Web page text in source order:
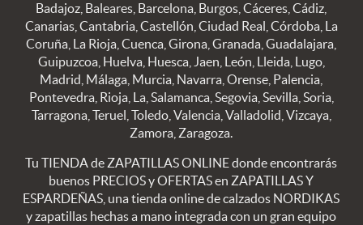
Badajoz, Baleares, Barcelona, Burgos, Cáceres, Cádiz,
Canarias, Cantabria, Castellón, Ciudad Real, Córdoba, La
Coruña, La Rioja, Cuenca, Girona, Granada, Guadalajara,
Guipuzcoa, Huelva, Huesca, Jaen, León, Lleida, Lugo,
Madrid, Málaga, Murcia, Navarra, Orense, Palencia,
Pontevedra, Rioja, La, Salamanca, Segovia, Sevilla, Soria,
Tarragona, Teruel, Toledo, Valencia, Valladolid, Vizcaya,
Zamora, Zaragoza.
Tu TIENDA de ZAPATILLAS ONLINE donde encontrarás
buenos PRECIOS y OFERTAS en ZAPATILLAS Y
ESPARDEÑAS, una tienda online de calzados NORDIKAS
y zapatillas hechas a mano integrada con un gran equipo